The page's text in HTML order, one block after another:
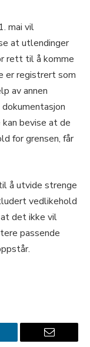
mai vil
at utlendinger
rett til å komme
er registrert som
av annen
bevise at de
for grensen, får
å utvide strenge
vedlikehold
det ikke vil
passende
Email